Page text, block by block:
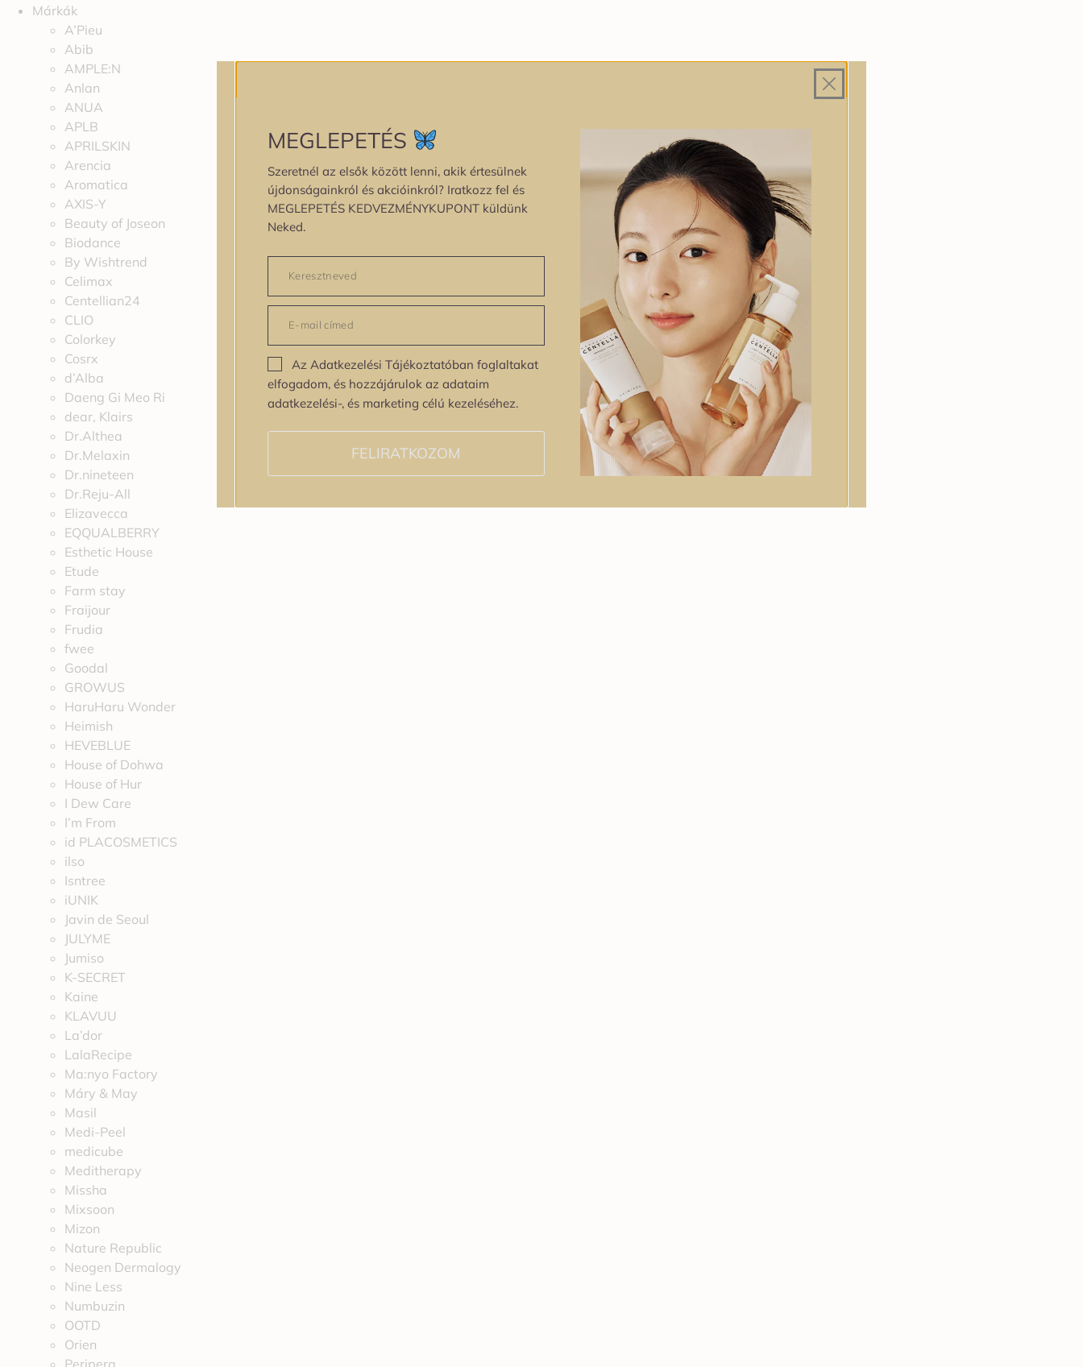
Márkák
A’Pieu
Abib
AMPLE:N
Anlan
ANUA
APLB
APRILSKIN
Arencia
Aromatica
AXIS-Y
Beauty of Joseon
Biodance
By Wishtrend
Celimax
Centellian24
CLIO
Colorkey
Cosrx
d’Alba
Daeng Gi Meo Ri
dear, Klairs
Dr.Althea
Dr.Melaxin
Dr.nineteen
Dr.Reju-All
Elizavecca
EQQUALBERRY
Esthetic House
Etude
Farm stay
Fraijour
Frudia
fwee
Goodal
GROWUS
HaruHaru Wonder
Heimish
HEVEBLUE
House of Dohwa
House of Hur
I Dew Care
I’m From
id PLACOSMETICS
ilso
Isntree
iUNIK
Javin de Seoul
JULYME
Jumiso
K-SECRET
Kaine
KLAVUU
La’dor
LalaRecipe
Ma:nyo Factory
Máry & May
Masil
Medi-Peel
medicube
Meditherapy
Missha
Mixsoon
Mizon
Nature Republic
Neogen Dermalogy
Nine Less
Numbuzin
OOTD
Orien
Peripera
MEGLEPETÉS
Szeretnél az elsők között lenni, akik értesülnek
újdonságainkról és akcióinkról? Iratkozz fel és
MEGLEPETÉS KEDVEZMÉNYKUPONT küldünk
Neked.
Az Adatkezelési Tájékoztatóban foglaltakat
elfogadom, és hozzájárulok az adataim
adatkezelési-, és marketing célú kezeléséhez.
FELIRATKOZOM